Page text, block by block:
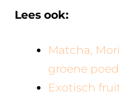
Lees ook:
Matcha,
groene
Exotisch